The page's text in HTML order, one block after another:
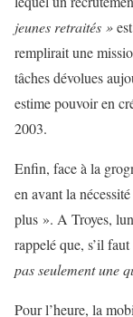
jeunes retraités »
remplirait une
tâches dévolues
estime pouvoir en
2003.
Enfin, face à la
en avant la
plus ». A Troyes,
rappelé que, s’il faut
pas seulement une
Pour l’heure, la